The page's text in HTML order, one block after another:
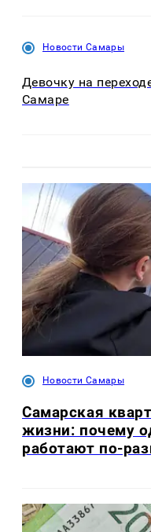
Новости Самары
Девочку на
Самаре
Новости Самары
Самарская
жизни: почему
работают по-